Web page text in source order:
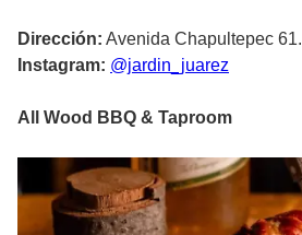
Dirección: Avenida Chapultepec 61.
Instagram: @jardin_juarez
All Wood BBQ & Taproom